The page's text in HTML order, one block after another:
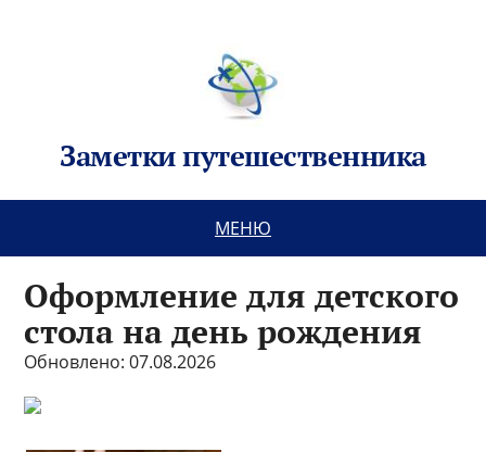
Заметки путешественника
МЕНЮ
Оформление для детского
стола на день рождения
Обновлено: 07.08.2026